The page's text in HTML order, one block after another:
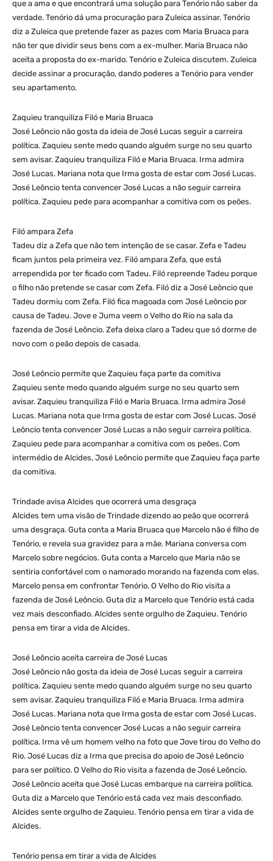
que a ama e que encontrará uma solução para Tenório não saber da
verdade. Tenório dá uma procuração para Zuleica assinar. Tenório
diz a Zuleica que pretende fazer as pazes com Maria Bruaca para
não ter que dividir seus bens com a ex-mulher. Maria Bruaca não
aceita a proposta do ex-marido. Tenório e Zuleica discutem. Zuleica
decide assinar a procuração, dando poderes a Tenório para vender
seu apartamento.
Zaquieu tranquiliza Filó e Maria Bruaca
José Leôncio não gosta da ideia de José Lucas seguir a carreira
política. Zaquieu sente medo quando alguém surge no seu quarto
sem avisar. Zaquieu tranquiliza Filó e Maria Bruaca. Irma admira
José Lucas. Mariana nota que Irma gosta de estar com José Lucas.
José Leôncio tenta convencer José Lucas a não seguir carreira
política. Zaquieu pede para acompanhar a comitiva com os peões.
Filó ampara Zefa
Tadeu diz a Zefa que não tem intenção de se casar. Zefa e Tadeu
ficam juntos pela primeira vez. Filó ampara Zefa, que está
arrependida por ter ficado com Tadeu. Filó repreende Tadeu porque
o filho não pretende se casar com Zefa. Filó diz a José Leôncio que
Tadeu dormiu com Zefa. Filó fica magoada com José Leôncio por
causa de Tadeu. Jove e Juma veem o Velho do Rio na sala da
fazenda de José Leôncio. Zefa deixa claro a Tadeu que só dorme de
novo com o peão depois de casada.
José Leôncio permite que Zaquieu faça parte da comitiva
Zaquieu sente medo quando alguém surge no seu quarto sem
avisar. Zaquieu tranquiliza Filó e Maria Bruaca. Irma admira José
Lucas. Mariana nota que Irma gosta de estar com José Lucas. José
Leôncio tenta convencer José Lucas a não seguir carreira política.
Zaquieu pede para acompanhar a comitiva com os peões. Com
intermédio de Alcides, José Leôncio permite que Zaquieu faça parte
da comitiva.
Trindade avisa Alcides que ocorrerá uma desgraça
Alcides tem uma visão de Trindade dizendo ao peão que ocorrerá
uma desgraça. Guta conta a Maria Bruaca que Marcelo não é filho de
Tenório, e revela sua gravidez para a mãe. Mariana conversa com
Marcelo sobre negócios. Guta conta a Marcelo que Maria não se
sentiria confortável com o namorado morando na fazenda com elas.
Marcelo pensa em confrontar Tenório. O Velho do Rio visita a
fazenda de José Leôncio. Guta diz a Marcelo que Tenório está cada
vez mais desconfiado. Alcides sente orgulho de Zaquieu. Tenório
pensa em tirar a vida de Alcides.
José Leôncio aceita carreira de José Lucas
José Leôncio não gosta da ideia de José Lucas seguir a carreira
política. Zaquieu sente medo quando alguém surge no seu quarto
sem avisar. Zaquieu tranquiliza Filó e Maria Bruaca. Irma admira
José Lucas. Mariana nota que Irma gosta de estar com José Lucas.
José Leôncio tenta convencer José Lucas a não seguir carreira
política. Irma vê um homem velho na foto que Jove tirou do Velho do
Rio. José Lucas diz a Irma que precisa do apoio de José Leôncio
para ser político. O Velho do Rio visita a fazenda de José Leôncio.
José Leôncio aceita que José Lucas embarque na carreira política.
Guta diz a Marcelo que Tenório está cada vez mais desconfiado.
Alcides sente orgulho de Zaquieu. Tenório pensa em tirar a vida de
Alcides.
Tenório pensa em tirar a vida de Alcides